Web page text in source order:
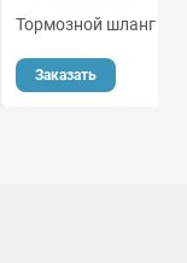
Тормозной шланг
Заказать